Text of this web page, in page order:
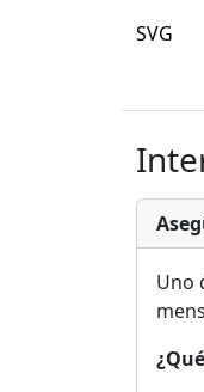
SVG
Uno